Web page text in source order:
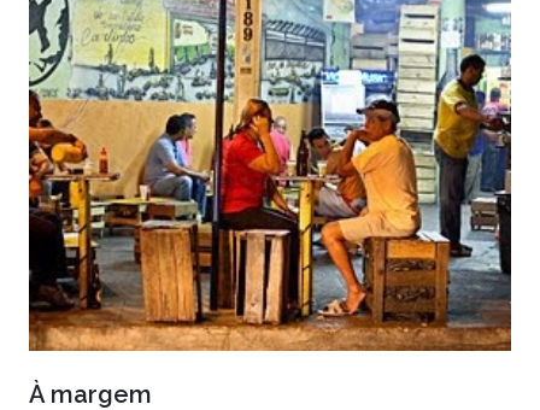
À margem